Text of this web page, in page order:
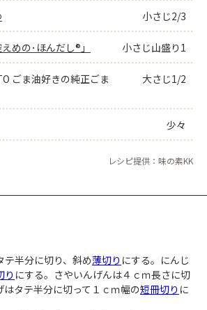
小さじ2/3
えめの･ほんだし®」 小さじ山盛り1
ごま油好きの純正ごま
大さじ1/2
少々
レシピ提供：味の素KK
テ半分に切り、斜め薄切り にする。にんじ
り にする。さやいんげんは４ｃｍ長さに切
はタテ半分に切って１ｃｍ幅の短冊切り に